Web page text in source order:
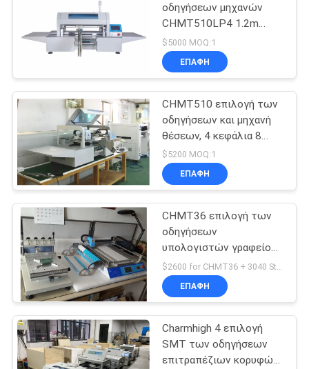
ΈΛΕΓΧΟΣ
ΠΟΙΌΤΗΤΑΣ
ΕΠΙΚΟΙΝΩΝΉΣΤΕ
ΜΑΖΊ
ΜΑΣ
ΝΈΑ
SHOPPING
ON
LINE
ΧΆΡΤΗΣ
ΙΣΤΟΣΕΛΊΔΑΣ
οδηγήσεων μηχανών
CHMT510LP4 1.2m
επιλογών και θέσεων
των οδηγήσεων
κεφαλιών υψηλής
γραφείου 4 μηχανή
λουρίδων
$5000 MOQ:1
ΕΠΑΦΉ
CHMT510 επιλογή των
οδηγήσεων και μηχανή
θέσεων, 4 κεφάλια 8
τροφοδότες μικρή SMT
1.2m των οδηγήσεων
μηχανή λουρίδων
$5200 MOQ:1
ΕΠΑΦΉ
CHMT36 επιλογή των
οδηγήσεων
υπολογιστών γραφείου
SMD και μηχανή θέσεων,
29 τροφοδότες 2 μικρή
SMT μηχανή κεφαλιών
$2600 for CHMT36 + 3040 Stencil printer MOQ:1 μονάδα
ΕΠΑΦΉ
Charmhigh 4 επιλογή
SMT των οδηγήσεων
επιτραπέζιων κορυφών